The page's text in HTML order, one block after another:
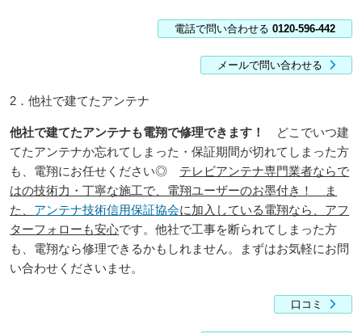
電話で問い合わせる 0120-596-442
メールで問い合わせる
2．他社で建てたアンテナ
他社で建てたアンテナも電翔で修理できます！
どこでいつ建
てたアンテナか忘れてしまった・保証期間が切れてしまった方
も、電翔にお任せください◎ テレビアンテナ専門業者ならで
はの技術力・丁寧な施工で、電翔ユーザーのお墨付き！ ま
た、 アンテナ技術信用保証協会に加入している電翔なら、アフ
ターフォローも安心です。他社で工事を断られてしまった方
も、電翔なら修理できるかもしれません。まずはお気軽にお問
い合わせくださいませ。
口コミ